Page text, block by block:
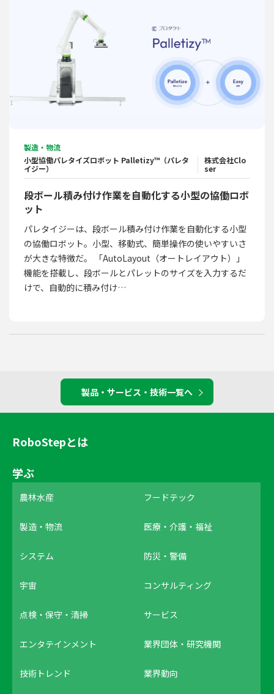
製造・物流
小型協働パレタイズロボット Palletizy™（パレタ
イジー）
株式会社Clo
ser
段ボール積み付け作業を自動化する小型の協働ロボ
ット
パレタイジーは、段ボール積み付け作業を自動化する小型
の協働ロボット。小型、移動式、簡単操作の使いやすいさ
が大きな特徴だ。 「AutoLayout（オートレイアウト）」
機能を搭載し、段ボールとパレットのサイズを入力するだ
けで、自動的に積み付け…
製品・サービス・技術一覧へ
RoboStepとは
学ぶ
農林水産 フードテック
製造・物流 医療・介護・福祉
システム 防災・警備
宇宙 コンサルティング
点検・保守・清掃 サービス
エンタテインメント 業界団体・研究機関
技術トレンド 業界動向